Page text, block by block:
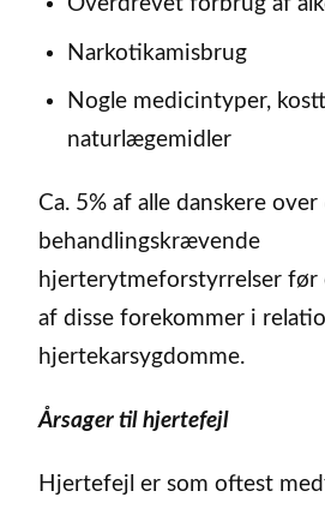
Overdrevet forbrug af
Narkotikamisbrug
Nogle medicintyper,
naturlægemidler
Ca. 5% af alle danskere
behandlingskrævende
hjerterytmeforstyrrelser før
af disse forekommer i
hjertekarsygdomme.
Årsager til hjertefejl
Hjertefejl er som oftest